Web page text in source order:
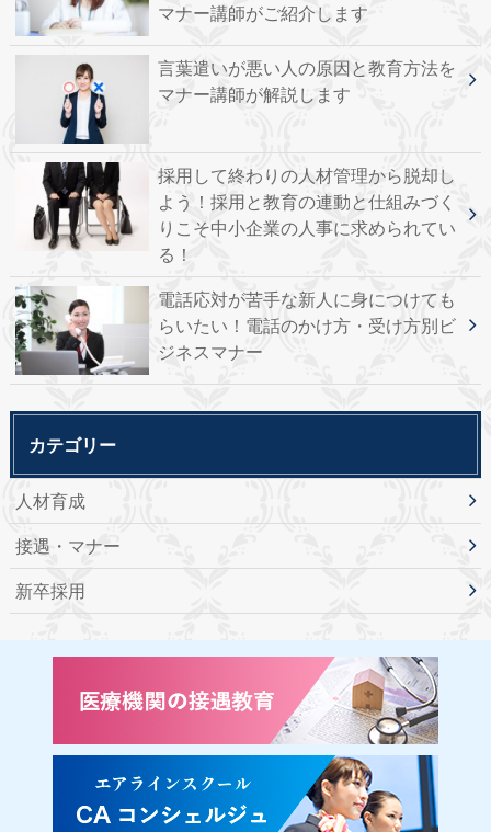
マナー講師がご紹介します
言葉遣いが悪い人の原因と教育方法を
マナー講師が解説します
採用して終わりの人材管理から脱却し
よう！採用と教育の連動と仕組みづく
りこそ中小企業の人事に求められてい
る！
電話応対が苦手な新人に身につけても
らいたい！電話のかけ方・受け方別ビ
ジネスマナー
カテゴリー
人材育成
接遇・マナー
新卒採用